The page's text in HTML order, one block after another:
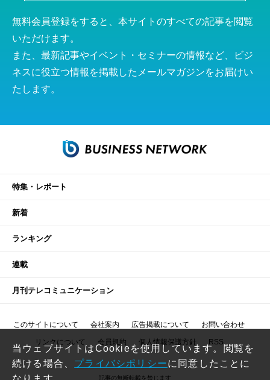
無料会員登録をすると、本サイトのすべての記事を閲覧
いただけます。
また、最新記事やイベント・セミナーの情報など、ビジ
ネスに役立つ情報を掲載したメールマガジンをお届けい
たします。
特集・レポート
新着
ランキング
連載
月刊テレコミュニケーション
このサイトについて 会社案内 広告掲載について お問い合わせ
リンクについて 会員規約 個人情報保護方針 RSS
記事の無断転載を禁じます
当ウェブサイトはCookieを使用しています。閲覧を
続ける場合、 プライバシポリシーに同意したことに